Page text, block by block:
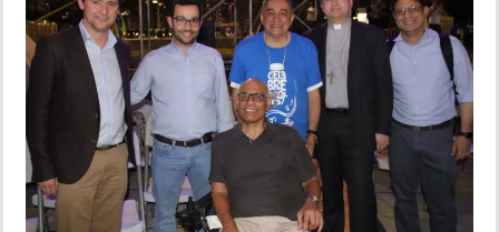
INSÓLITAS
MULTIMEDIA
IMPRESO